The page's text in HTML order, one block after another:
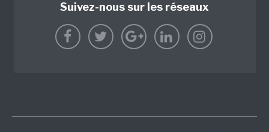
Suivez-nous sur les réseaux